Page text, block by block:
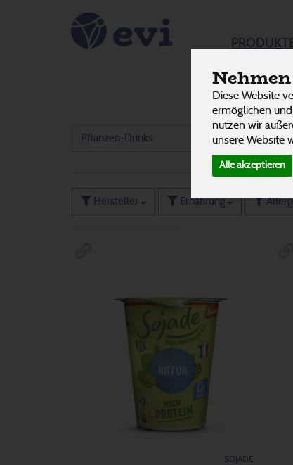
Diese Website
ermöglichen
nutzen wir
unsere Website
Alle akzeptieren
Veggie
Pflanzen-Drinks
Hersteller Ernährung
SOJADE